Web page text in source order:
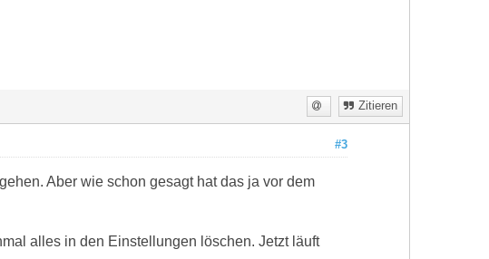
Zitieren
#3
Aber wie schon gesagt hat das ja vor dem
alles in den Einstellungen löschen. Jetzt läuft